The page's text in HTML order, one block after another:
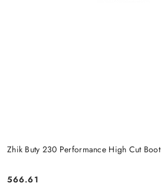
Zhik Buty 230 Performance High Cut Boot
Cena:
566.61